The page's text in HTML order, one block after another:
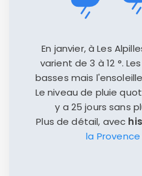
En janvier, à Les
varient de 3 à 12 °.
basses mais
Le niveau de pluie
y a 25 jours sans
Plus de détail, avec
la
ou connectez-
confidentialité.